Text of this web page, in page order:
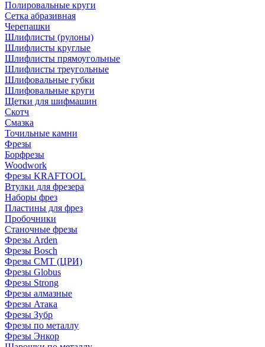
Полировальные круги
Сетка абразивная
Черепашки
Шлифлисты (рулоны)
Шлифлисты круглые
Шлифлисты прямоугольные
Шлифлисты треугольные
Шлифовальные губки
Шлифовальные круги
Щетки для шифмашин
Скотч
Смазка
Точильные камни
Фрезы
Борфрезы
Woodwork
Фрезы KRAFTOOL
Втулки для фрезера
Наборы фрез
Пластины для фрез
Пробочники
Станочные фрезы
Фрезы Arden
Фрезы Bosch
Фрезы CMT (ЦРИ)
Фрезы Globus
Фрезы Strong
Фрезы алмазные
Фрезы Атака
Фрезы Зубр
Фрезы по металлу
Фрезы Энкор